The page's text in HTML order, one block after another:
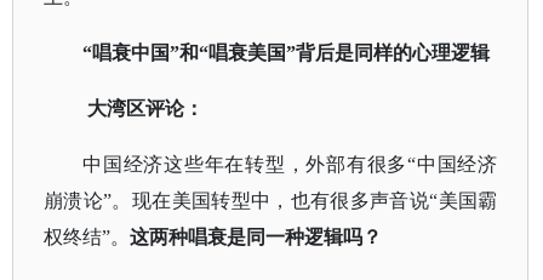
“唱衰中国”和“唱衰美国”背后是同样的心理逻辑
大湾区评论：
中国经济这些年在转型，外部有很多“中国经济
崩溃论”。现在美国转型中，也有很多声音说“美国霸
权终结”。 这两种唱衰是同一种逻辑吗？